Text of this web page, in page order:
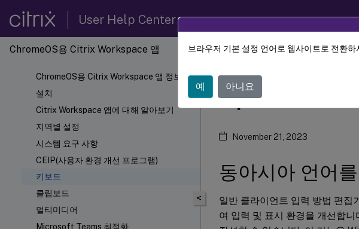
User Help Center
ChromeOS용 Citrix Workspace 앱
ChromeOS용 Citrix Workspace 앱 정보
설치
Citrix Workspace 앱에 대해 알아보기
지역별 설정
시스템 요구 사항
CEIP(사용자 환경 개선 프로그램)
키보드
클립보드
멀티미디어
Microsoft Teams 최적화
Citrix Workspace 앱
<
키보드
November 21, 2023
동아시아 언어
일반 클라이언트 입력 방법 편집
여 입력 및 표시 환경을 개선합
브라우저 기본 설정 언어로 웹사이트로 전환하
예 아니요